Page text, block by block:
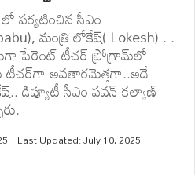
పర్యటించిన సీఎం
మంత్రి లోకేష్( Lokesh) . .
మెగా పేరెంట్ టీచర్ ప్రోగ్రామ్‌లో
టీచర్‌గా అవతారమెత్తగా..అదే
డిప్యూటీ సీఎం పవన్ కల్యాణ్
Last Updated: July 10, 2025